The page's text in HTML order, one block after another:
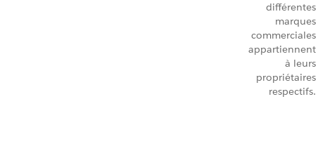
différentes
marques
commerciales
appartiennent
à leurs
propriétaires
respectifs.